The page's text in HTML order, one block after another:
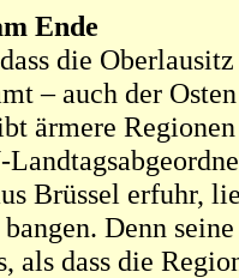
Ende
die
– auch der
ärmere
Brüssel erfuhr,
Denn
als dass die